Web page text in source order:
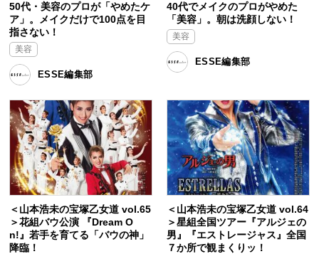
50代・美容のプロが「やめたケ
ア」。メイクだけで100点を目
指さない！
美容
ESSE編集部
40代でメイクのプロがやめた
「美容」。朝は洗顔しない！
美容
ESSE編集部
＜山本浩未の宝塚乙女道 vol.65
＞花組バウ公演 『Dream O
n!』若手を育てる「バウの神」
降臨！
＜山本浩未の宝塚乙女道 vol.64
＞星組全国ツアー『アルジェの
男』『エストレージャス』全国
７か所で観まくりッ！